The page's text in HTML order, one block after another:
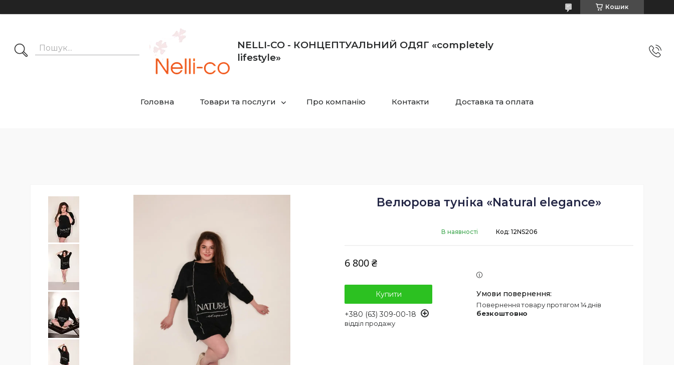
Кошик
NELLI-CO - КОНЦЕПТУАЛЬНИЙ ОДЯГ «completely
lifestyle»
Головна Товари та послуги Про компанію Контакти Доставка та оплата
Велюрова туніка «Natural elegance»
В наявності Код: 12NS206
6 800 ₴
Купити
+380 (63) 309-00-18
відділ продажу
повернення товару протягом 14 днів
безкоштовно